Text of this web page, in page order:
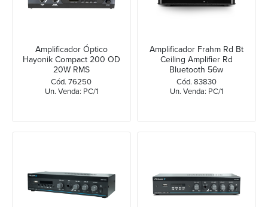
Amplificador Óptico
Hayonik Compact 200 OD
20W RMS
Cód. 76250
Un. Venda: PC/1
Amplificador Frahm Rd Bt
Ceiling Amplifier Rd
Bluetooth 56w
Cód. 83830
Un. Venda: PC/1